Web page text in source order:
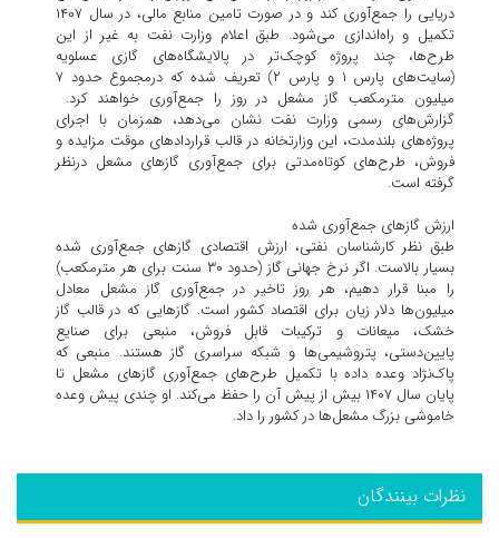
دریایی را جمع‌آوری کند و در صورت تامین منابع مالی، در سال ۱۴۰۷
تکمیل و راه‌اندازی می‌شود. طبق اعلام وزارت نفت به غیر از این
طرح‌ها، چند پروژه کوچک‌تر در پالایشگاه‌های گازی عسلویه
(سایت‌های پارس ۱ و پارس ۲) تعریف شده که درمجموع حدود ۷
میلیون مترمکعب گاز مشعل در روز را جمع‌آوری خواهند کرد.
گزارش‌های رسمی وزارت نفت نشان می‌دهد، همزمان با اجرای
پروژه‌های بلندمدت، این وزارتخانه در قالب قراردادهای موقت مزایده و
فروش، طرح‌های کوتاه‌مدتی برای جمع‌آوری گازهای مشعل درنظر
گرفته است.
ارزش گازهای جمع‌آوری شده
طبق نظر کارشناسان نفتی، ارزش اقتصادی گازهای جمع‌آوری‌ شده
بسیار بالاست. اگر نرخ جهانی گاز (حدود ۳۰ سنت برای هر مترمکعب)
را مبنا قرار دهیم، هر روز تاخیر در جمع‌آوری گاز مشعل معادل
میلیون‌ها دلار زیان برای اقتصاد کشور است. گازهایی که در قالب گاز
خشک، میعانات و ترکیبات قابل فروش، منبعی برای صنایع
پایین‌دستی، پتروشیمی‌ها و شبکه سراسری گاز هستند. منبعی که
پاک‌نژاد وعده داده با تکمیل طرح‌های جمع‌آوری گازهای مشعل تا
پایان سال ۱۴۰۷ بیش از پیش آن را حفظ می‌کند. او چندی پیش وعده
خاموشی بزرگ مشعل‌ها در کشور را داد.
نظرات بینندگان